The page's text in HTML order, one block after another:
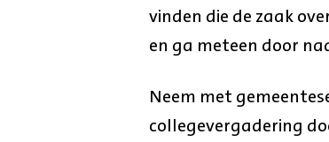
vinden die de zaak
en ga meteen door
Neem met
collegevergadering